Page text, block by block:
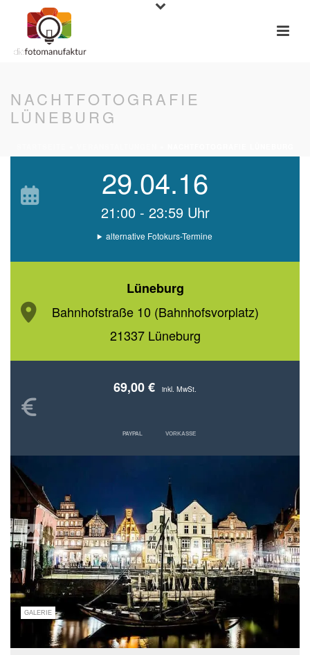
NACHTFOTOGRAFIE
LÜNEBURG
29.04.16
21:00 - 23:59 Uhr
alternative Fotokurs-Termine
Lüneburg
Bahnhofstraße 10 (Bahnhofsvorplatz)
21337 Lüneburg
69,00 € inkl. MwSt.
PAYPAL VORKASSE
GALERIE